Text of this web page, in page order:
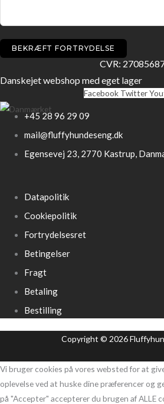
BEKRÆFT FORTRYDELSE
CVR:
Danskejet webshop med eget lager
Facebook Twitter
+45 28 96 29 09
mail@fluffyhundeseng.dk
Egensevej 23, 2770 Kastrup,
Datapolitik
Cookiepolitik
Fortrydelsesret
Betingelser
Fragt
Betaling
Bestilling
Copyright © 2026
Vi bruger cookies på vores websted for at
oplevelse ved at huske dine præferencer og
på "Accepter" accepterer du brugen af ​​ALLE